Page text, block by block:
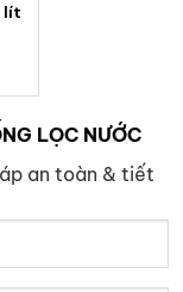
lít
LỌC NƯỚC
an toàn & tiết